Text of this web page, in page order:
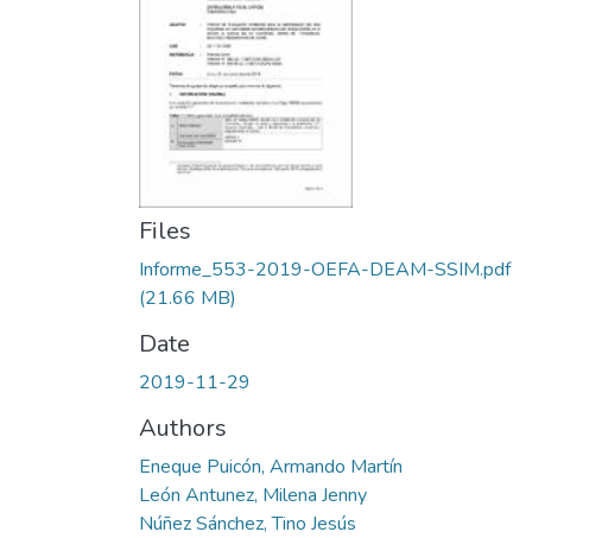
Files
Informe_553-2019-OEFA-DEAM-SSIM.pdf
(21.66 MB)
Date
2019-11-29
Authors
Eneque Puicón, Armando Martín
León Antunez, Milena Jenny
Núñez Sánchez, Tino Jesús